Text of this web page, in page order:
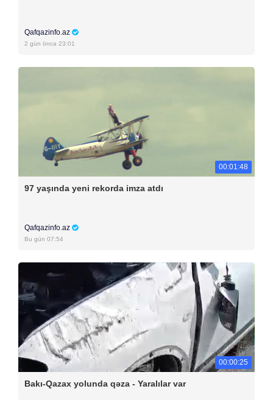
Qafqazinfo.az
2 gün öncə 23:01
00:01:48
97 yaşında yeni rekorda imza atdı
Qafqazinfo.az
Bu gün 07:54
00:00:25
Bakı-Qazax yolunda qəza - Yaralılar var